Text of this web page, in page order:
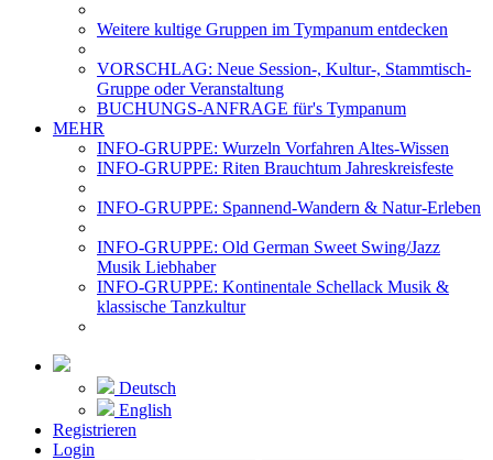
Weitere kultige Gruppen im Tympanum entdecken
VORSCHLAG: Neue Session-, Kultur-, Stammtisch-
Gruppe oder Veranstaltung
BUCHUNGS-ANFRAGE für's Tympanum
MEHR
INFO-GRUPPE: Wurzeln Vorfahren Altes-Wissen
INFO-GRUPPE: Riten Brauchtum Jahreskreisfeste
INFO-GRUPPE: Spannend-Wandern & Natur-Erleben
INFO-GRUPPE: Old German Sweet Swing/Jazz
Musik Liebhaber
INFO-GRUPPE: Kontinentale Schellack Musik &
klassische Tanzkultur
Deutsch
English
Registrieren
Login